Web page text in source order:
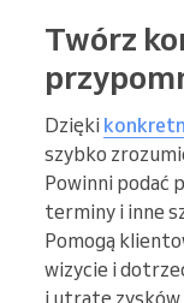
Twórz
Dzięki
szybko
Powinni podać
terminy i inne
Pomogą
wizycie i